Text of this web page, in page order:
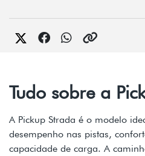
Tudo sobre a
A Pickup Strada é o modelo
desempenho nas pistas,
capacidade de carga. A